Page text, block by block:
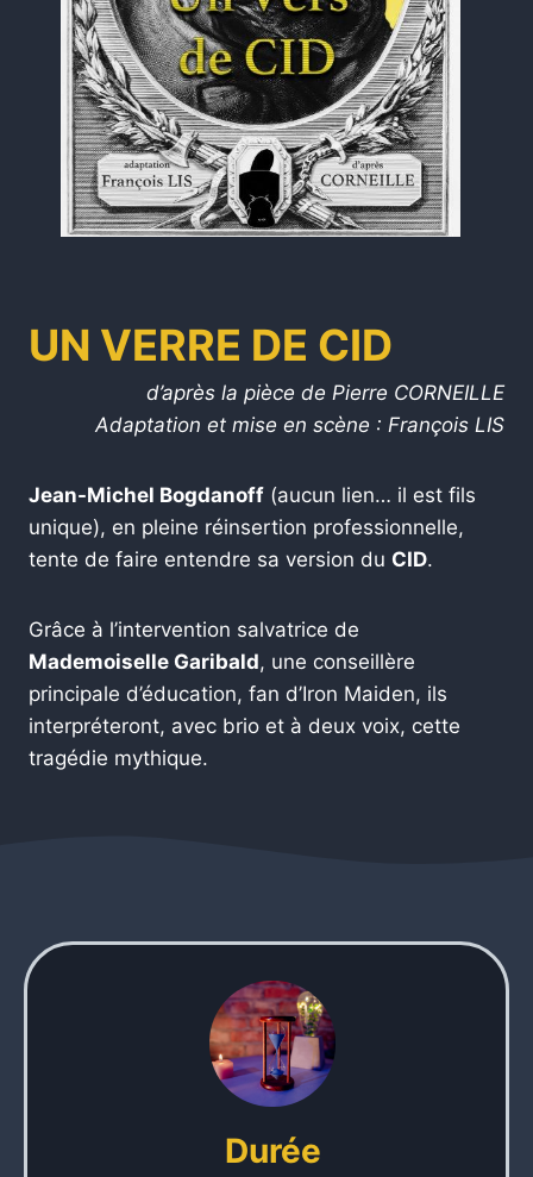
UN VERRE DE CID
d’après la pièce de Pierre CORNEILLE
Adaptation et mise en scène : François LIS
Jean-Michel Bogdanoff (aucun lien… il est fils
unique), en pleine réinsertion professionnelle,
tente de faire entendre sa version du CID.
Grâce à l’intervention salvatrice de
Mademoiselle Garibald, une conseillère
principale d’éducation, fan d’Iron Maiden, ils
interpréteront, avec brio et à deux voix, cette
tragédie mythique.
Durée